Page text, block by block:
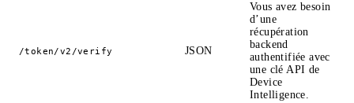
/token/v2/verify JSON
Vous avez besoin
d’une
récupération
backend
authentifiée avec
une clé API de
Device
Intelligence.